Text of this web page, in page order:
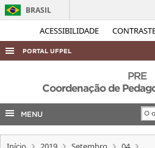
ACESSIBILIDADE
BRASIL
PORTAL UFPEL
AUDITORIA
COBALTO
CONCURSOS
PRE
Coordenação de
MENU